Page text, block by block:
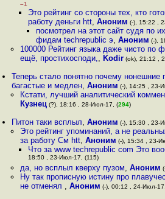
–1
Это рейтинг со стороны тех, кто
работу деньги htt, Аноним (-), 15:22 ,
посмотрел на этот сайт судя по
фидам techrepublic э,Аноним (-),
100000 Рейтинг языка даже чисто по
ещё, простихосподи,, Kodir(ok), 21:12 ,
Теперь стало понятно почему
багастые и медлен,Аноним (-), 14:25 , 23-
Кстати, лучший аналитический
Кузнец(?), 18:16 , 28-Июл-17, (294)
Питон таки всплыл,Аноним (-), 15:30 , 23-
Это рейтинг упоминаний, а не
за работу См htt, Аноним (-), 15:34 , 23-
Что за www techrepublic com Это
18:50 , 23-Июл-17, (115)
да, но всплыл кверху пузом, Аноним
Ну так прописную истину про
не отменял , Аноним (-), 00:12 , 24-Июл-